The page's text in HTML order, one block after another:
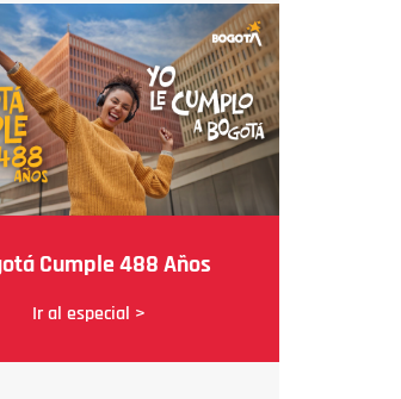
Cumple 488 Años
Ir al especial >